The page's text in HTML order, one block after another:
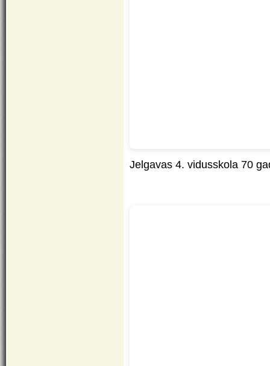
Jelgavas 4. vidusskola 70